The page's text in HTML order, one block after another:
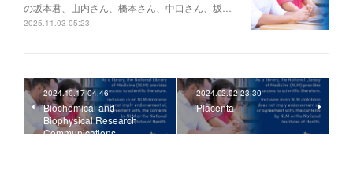
の坂本君、山内さん、橋本さん、中口さん、坂…
2025.11.03 05:23
2024.10.17 04:46
Biochemical and
Biophysical Research
Communications
2024.02.02 23:30
Placenta